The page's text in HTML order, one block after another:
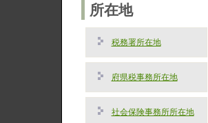
所在地
税務署所在地
府県税事務所在地
社会保険事務所所在地